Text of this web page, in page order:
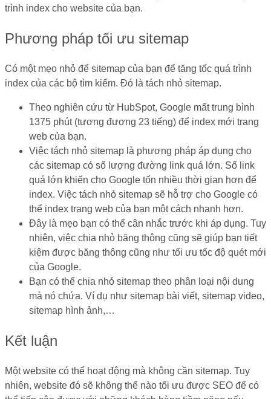
trình index cho website của bạn.
Phương pháp tối ưu sitemap
Có một mẹo nhỏ để sitemap của bạn để tăng tốc quá trình
index của các bộ tìm kiếm. Đó là tách nhỏ sitemap.
Theo nghiên cứu từ HubSpot, Google mất trung bình
1375 phút (tương đương 23 tiếng) để index mới trang
web của bạn.
Việc tách nhỏ sitemap là phương pháp áp dụng cho
các sitemap có số lượng đường link quá lớn. Số link
quá lớn khiến cho Google tốn nhiều thời gian hơn để
index. Việc tách nhỏ sitemap sẽ hỗ trợ cho Google có
thể index trang web của bạn một cách nhanh hơn.
Đây là mẹo bạn có thể cân nhắc trước khi áp dụng. Tuy
nhiên, việc chia nhỏ băng thông cũng sẽ giúp bạn tiết
kiệm được băng thông cũng như tối ưu tốc độ quét mới
của Google.
Bạn có thể chia nhỏ sitemap theo phân loại nội dung
mà nó chứa. Ví dụ như sitemap bài viết, sitemap video,
sitemap hình ảnh,…
Kết luận
Một website có thể hoạt động mà không cần sitemap. Tuy
nhiên, website đó sẽ không thể nào tối ưu được SEO để có